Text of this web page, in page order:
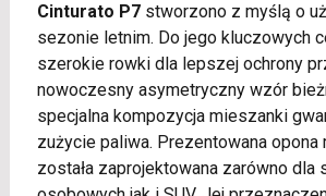
Cinturato P7stworzono z myślą o
sezonie letnim. Do jego kluczowych
szerokie rowki dla lepszej ochrony
nowoczesny asymetryczny wzór
specjalna kompozycja mieszanki
zużycie paliwa. Prezentowana opona
została zaprojektowana zarówno dla